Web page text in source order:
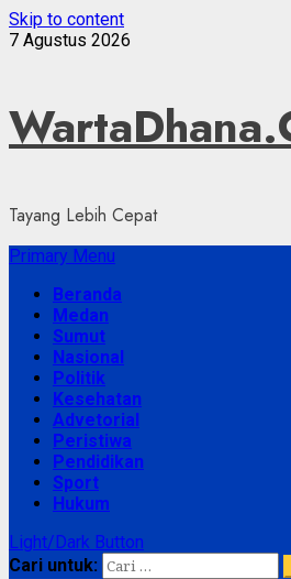
Skip to content
7 Agustus 2026
Tayang Lebih Cepat
Primary Menu
Beranda
Medan
Sumut
Nasional
Politik
Kesehatan
Advetorial
Peristiwa
Pendidikan
Sport
Hukum
Light/Dark Button
Cari untuk: